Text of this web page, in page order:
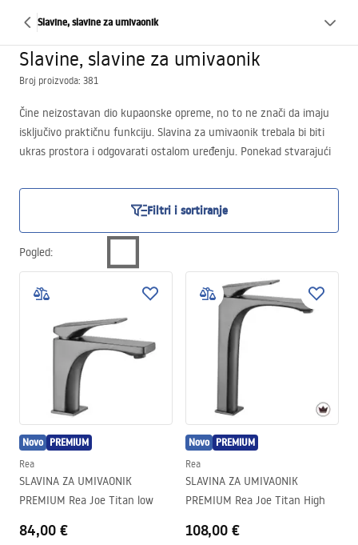
Slavine, slavine za umivaonik
Slavine, slavine za umivaonik
Broj proizvoda: 381
Čine neizostavan dio kupaonske opreme, no to ne znači da imaju
isključivo praktičnu funkciju. Slavina za umivaonik trebala bi biti
ukras prostora i odgovarati ostalom uređenju. Ponekad stvarajući
ponudi praktične slavine za umivaonike u različitim stilovima i
bojama. Zbog velikog izbora, svaki dizajner u asortimanu će pronaći
proizvod koji odgovara njegovoj viziji uređenja.
Svaka slavina za umivaonik prikazana u našoj trgovini zadovoljava
stroge standarde kvalitete. Pojedini modeli razlikuju se oblikom,
visinom, dosegom izliva i načinom završne obrade.
Filtri i sortiranje
Pogled:
Novo PREMIUM
Rea
SLAVINA ZA UMIVAONIK
PREMIUM Rea Joe Titan low
84,00 €
Novo PREMIUM
Rea
SLAVINA ZA UMIVAONIK
PREMIUM Rea Joe Titan High
108,00 €